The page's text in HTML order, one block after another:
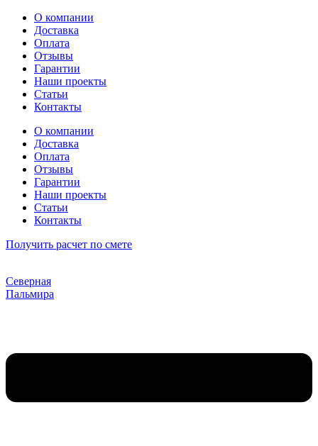
Перейти
содержимому
О компании
Доставка
Оплата
Отзывы
Гарантии
Наши проекты
Статьи
Контакты
О компании
Доставка
Оплата
Отзывы
Гарантии
Наши проекты
Статьи
Контакты
Получить расчет по смете
Северная
Пальмира